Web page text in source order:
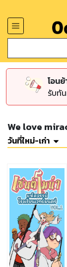
โอน
รับทั
We love
วันที่ใหม่-เก่า